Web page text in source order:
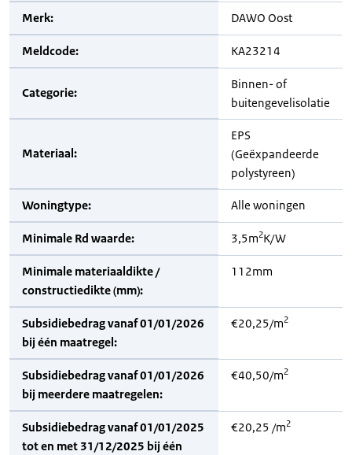
Merk: DAWO Oost
Meldcode: KA23214
Categorie:
Binnen- of
buitengevelisolatie
Materiaal:
EPS
(Geëxpandeerde
polystyreen)
Woningtype: Alle woningen
Minimale Rd waarde: 3,5m2K/W
Minimale materiaaldikte /
constructiedikte (mm):
112mm
Subsidiebedrag vanaf 01/01/2026
bij één maatregel:
€20,25/m2
Subsidiebedrag vanaf 01/01/2026
bij meerdere maatregelen:
€40,50/m2
Subsidiebedrag vanaf 01/01/2025
tot en met 31/12/2025 bij één
€20,25 /m2